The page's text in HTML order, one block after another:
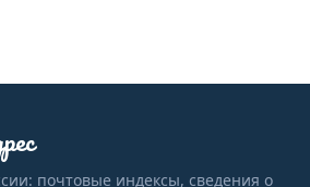
почтовые индексы, сведения о